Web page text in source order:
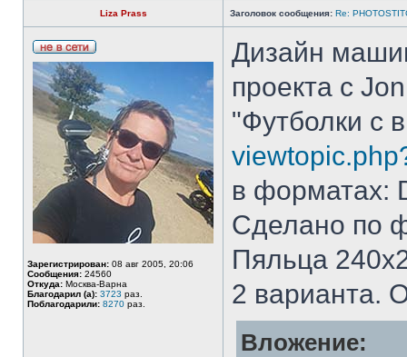
Liza Prass Заголовок сообщения: Re:
Зарегистрирован: 08 авг 2005, 20:06
Сообщения: 24560
Откуда: Москва-Варна
Благодарил (а): 3723 раз.
Поблагодарили: 8270 раз.
Дизайн
проекта с
"Футболки с
в форматах:
Сделано по
Пяльца
2 варианта.
Вложение: